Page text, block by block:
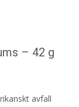
– 42 g
avfall